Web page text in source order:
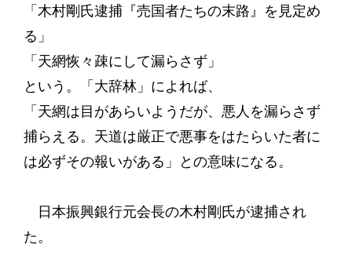
「木村剛氏逮捕『売国者たちの末路』を見定め
る」
「天網恢々疎にして漏らさず」
という。「大辞林」によれば、
「天網は目があらいようだが、悪人を漏らさず
捕らえる。天道は厳正で悪事をはたらいた者に
は必ずその報いがある」との意味になる。
日本振興銀行元会長の木村剛氏が逮捕され
た。